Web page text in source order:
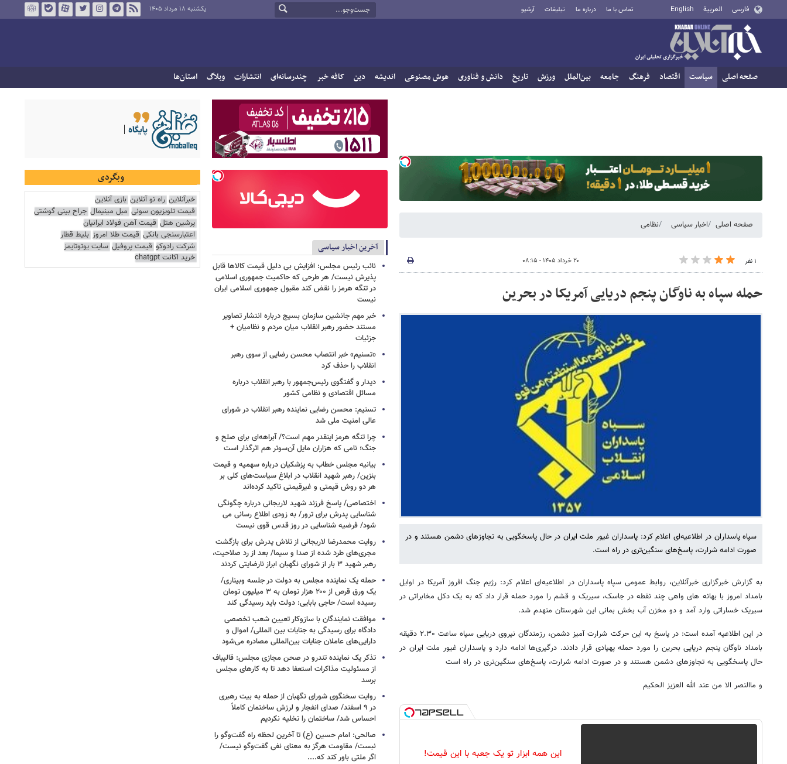
فارسی العربية English تماس با ما درباره ما تبلیغات آرشیو یکشنبه ۱۸ مرداد ۱۴۰۵
صفحه اصلی سیاست اقتصاد فرهنگ جامعه بین‌الملل ورزش تاریخ دانش و فناوری هوش مصنوعی اندیشه دین کافه خبر چندرسانه‌ای انتشارات وبلاگ استان‌ها
صفحه اصلی اخبار سیاسی نظامی
۱ نفر ۲۰ خرداد ۱۴۰۵ - ۰۸:۱۵
حمله سپاه به ناوگان پنجم دریایی آمریکا در بحرین
سپاه پاسداران در اطلاعیه‌ای اعلام کرد: پاسداران غیور ملت ایران در حال پاسخگویی به تجاوزهای دشمن هستند و در
صورت ادامه شرارت، پاسخ‌های سنگین‌تری در راه است.
به گزارش خبرگزاری خبرآنلاین، روابط عمومی سپاه پاسداران در اطلاعیه‌ای اعلام کرد: رژیم جنگ افروز آمریکا در اوایل
بامداد امروز با بهانه های واهی چند نقطه در جاسک، سیریک و قشم را مورد حمله قرار داد که به یک دکل مخابراتی در
سیریک خساراتی وارد آمد و دو مخزن آب بخش بمانی این شهرستان منهدم شد.
در این اطلاعیه آمده است: در پاسخ به این حرکت شرارت آمیز دشمن، رزمندگان نیروی دریایی سپاه ساعت ۲.۳۰ دقیقه
بامداد ناوگان پنجم دریایی بحرین را مورد حمله پهپادی قرار دادند. درگیری‌ها ادامه دارد و پاسداران غیور ملت ایران در
حال پاسخگویی به تجاوزهای دشمن هستند و در صورت ادامه شرارت، پاسخ‌های سنگین‌تری در راه است
و ماالنصر الا من عند الله العزیز الحکیم
این همه ابزار تو یک جعبه با این قیمت!
آخرین اخبار سیاسی
نائب رئیس مجلس: افزایش بی دلیل قیمت کالاها قابل
پذیرش نیست/ هر طرحی که حاکمیت جمهوری اسلامی
در تنگه هرمز را نقض کند مقبول جمهوری اسلامی ایران
نیست
خبر مهم جانشین سازمان بسیج درباره انتشار تصاویر
مستند حضور رهبر انقلاب میان مردم و نظامیان +
جزئیات
«تسنیم» خبر انتصاب محسن رضایی از سوی رهبر
انقلاب را حذف کرد
دیدار و گفتگوی رئیس‌جمهور با رهبر انقلاب درباره
مسائل اقتصادی و نظامی کشور
تسنیم: محسن رضایی نماینده رهبر انقلاب در شورای
عالی امنیت ملی شد
چرا تنگه هرمز اینقدر مهم است؟/ آبراهه‌ای برای صلح و
جنگ؛ نامی که هزاران مایل آن‌سوتر هم اثرگذار است
بیانیه مجلس خطاب به پزشکیان درباره سهمیه و قیمت
بنزین/ رهبر شهید انقلاب در ابلاغ سیاست‌های کلی بر
هر دو روش قیمتی و غیرقیمتی تاکید کرده‌اند
اختصاصی/ پاسخ فرزند شهید لاریجانی درباره چگونگی
شناسایی پدرش برای ترور/ به زودی اطلاع رسانی می
شود/ فرضیه شناسایی در روز قدس قوی نیست
روایت محمدرضا لاریجانی از تلاش پدرش برای بازگشت
مجری‌های طرد شده از صدا و سیما/ بعد از رد صلاحیت،
رهبر شهید ۳ بار از شورای نگهبان ابراز نارضایتی کردند
حمله یک نماینده مجلس به دولت در جلسه وبیناری/
یک ورق قرص از ۲۰۰ هزار تومان به ۳ میلیون تومان
رسیده است/ حاجی بابایی: دولت باید رسیدگی کند
موافقت نمایندگان با سازوکار تعیین شعب تخصصی
دادگاه برای رسیدگی به جنایات بین المللی/ اموال و
دارایی‌های عاملان جنایات بین‌المللی مصادره می‌شود
تذکر یک نماینده تندرو در صحن مجازی مجلس: قالیباف
از مسئولیت مذاکرات استعفا دهد تا به کارهای مجلس
برسد
روایت سخنگوی شورای نگهبان از حمله به بیت رهبری
در ۹ اسفند/ صدای انفجار و لرزش ساختمان کاملاً
احساس شد/ ساختمان را تخلیه نکردیم
صالحی: امام حسین (ع) تا آخرین لحظه راه گفت‌وگو را
نبست/ مقاومت هرگز به معنای نفی گفت‌وگو نیست/
اگر ملتی باور کند که....
وبگردی
خبرآنلاین راه نو آنلاین بازی آنلاین
قیمت تلویزیون سونی مبل مینیمال جراح بینی گوشتی
پرشین هتل قیمت آهن فولاد ایرانیان
اعتبارسنجی بانکی قیمت طلا امروز بلیط قطار
شرکت رادوکو قیمت پروفیل سایت یوتوتایمز
خرید اکانت chatgpt